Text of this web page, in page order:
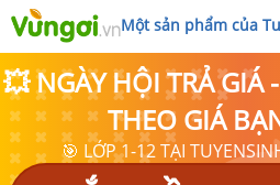
Một sản phẩm của
💥 NGÀY HỘI TRẢ GIÁ
THEO GIÁ
🎯 LỚP 1-12 TẠI